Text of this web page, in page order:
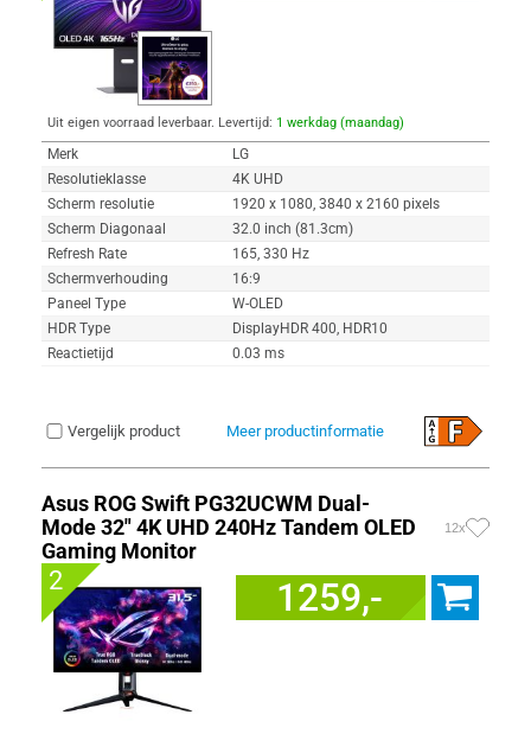
Uit eigen voorraad leverbaar. Levertijd: 1 werkdag (maandag)
Merk
LG
Resolutieklasse
4K UHD
Scherm resolutie
1920 x 1080, 3840 x 2160 pixels
Scherm Diagonaal
32.0 inch (81.3cm)
Refresh Rate
165, 330 Hz
Schermverhouding
16:9
Paneel Type
W-OLED
HDR Type
DisplayHDR 400, HDR10
Reactietijd
0.03 ms
Vergelijk product Meer productinformatie
Asus ROG Swift PG32UCWM Dual-
Mode 32" 4K UHD 240Hz Tandem OLED
Gaming Monitor
12x
2 1259,-